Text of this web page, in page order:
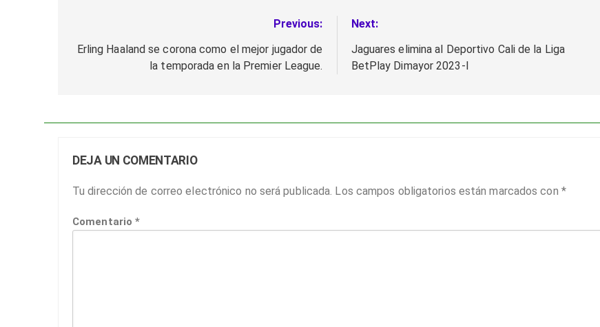
de
Previous:
Erling Haaland se corona como el mejor jugador de
la temporada en la Premier League.
Next:
Jaguares elimina al Deportivo Cali de la Liga
BetPlay Dimayor 2023-I
DEJA UN COMENTARIO
Tu dirección de correo electrónico no será publicada. Los campos obligatorios están marcados con *
Comentario*